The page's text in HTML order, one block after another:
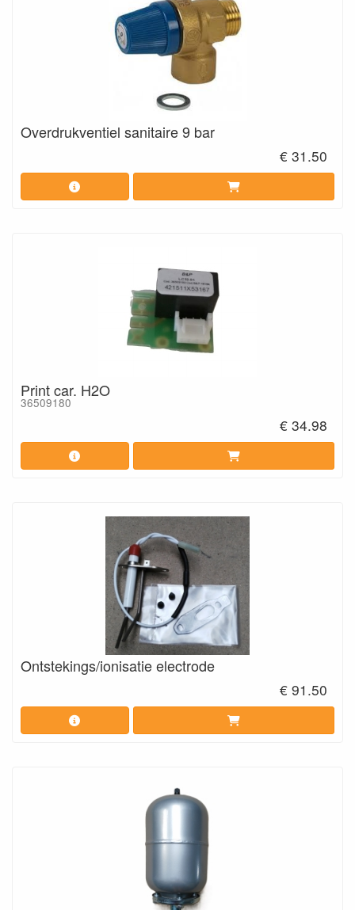
Overdrukventiel sanitaire 9 bar
€ 31.50
Print car. H2O
36509180
€ 34.98
Ontstekings/ionisatie electrode
€ 91.50